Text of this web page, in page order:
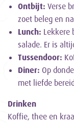
Ontbijt: Verse
zoet beleg en
Lunch: Lekkere
salade. Er is
Tussendoor:
Diner: Op
met liefde
Drinken
Koffie, thee en